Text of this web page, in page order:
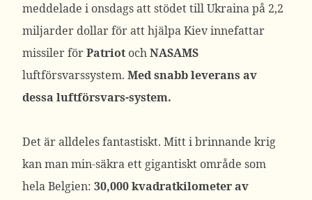
meddelade i onsdags att stödet till Ukraina på 2,2
miljarder dollar för att hjälpa Kiev innefattar
missiler förPatriot ochNASAMS
luftförsvarssystem. Med snabb leverans av
dessa luftförsvars-system.
Det är alldeles fantastiskt. Mitt i brinnande krig
kan man min-säkra ett gigantiskt område som
hela Belgien: 30,000 kvadratkilometer av